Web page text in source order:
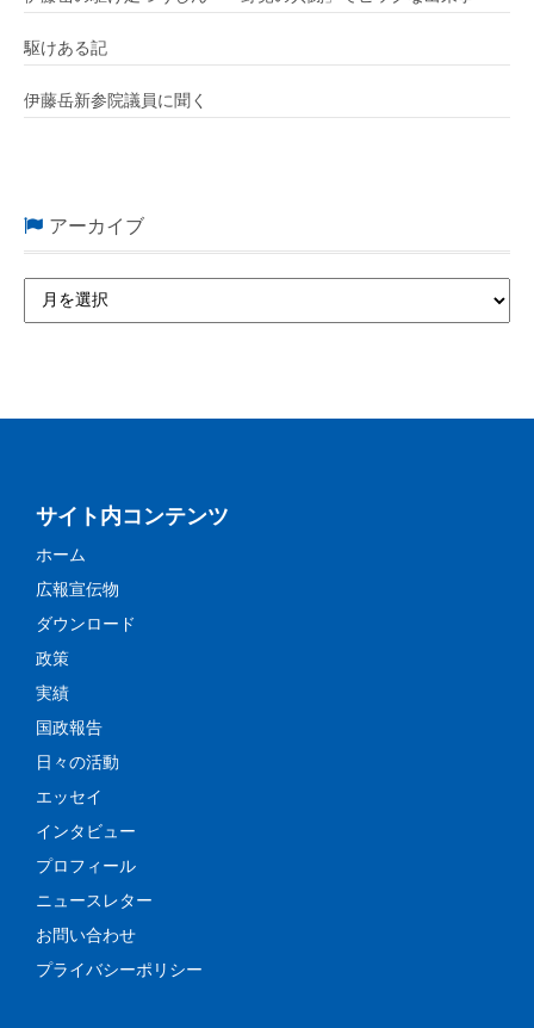
駆けある記
伊藤岳新参院議員に聞く
アーカイブ
サイト内コンテンツ
ホーム
広報宣伝物
ダウンロード
政策
実績
国政報告
日々の活動
エッセイ
インタビュー
プロフィール
ニュースレター
お問い合わせ
プライバシーポリシー